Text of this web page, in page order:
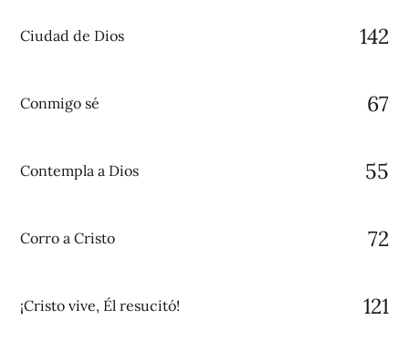
Ciudad de Dios 142
Conmigo sé 67
Contempla a Dios 55
Corro a Cristo 72
¡Cristo vive, Él resucitó! 121